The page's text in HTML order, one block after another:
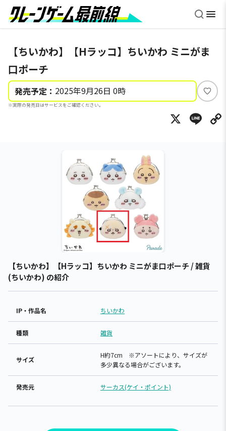
【ちいかわ】【Hラッコ】ちいかわ ミニがま
口ポーチ
発売予定： 2025年9月26日 0時
※実際の発売日はサービスをご確認ください。
い
ね
X
【ちいかわ】【Hラッコ】ちいかわ ミニがま口ポーチ / 雑貨
(ちいかわ) の紹介
IP・作品名 ちいかわ
種類 雑貨
サイズ
H約7cm ※アソートにより、サイズが
多少異なる場合がございます。
発売元 サーカス(ケイ・ポイント)